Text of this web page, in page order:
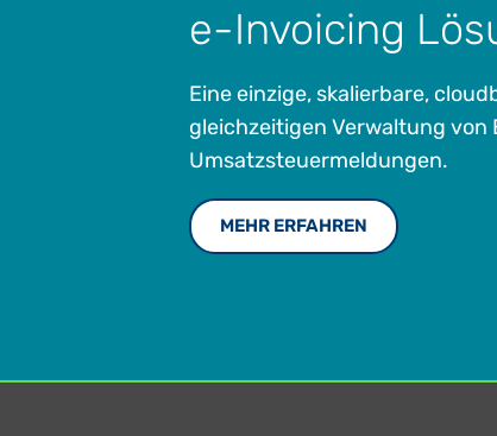
e-Invoicing
Eine einzige, skalierbare,
gleichzeitigen Verwaltung von
Umsatzsteuermeldungen.
MEHR ERFAHREN